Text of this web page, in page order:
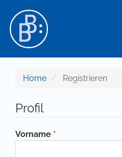
Hauptinhalt
Sidebar
Home Registrieren
Profil
Vorname *